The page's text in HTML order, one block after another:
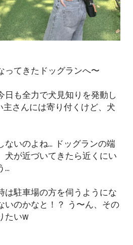
ってきたドッグランへ〜
日も全力で犬見知りを発動し
主さんには寄り付くけど、犬
ないのよね... ドッグランの端
犬が近づいてきたら近くにい
...
は駐車場の方を伺うようにな
いのかなと！？ う〜ん、その
たいw